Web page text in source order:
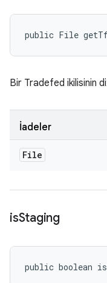
public File
Bir Tradefed ikilisinin
İadeler
File
isStaging
public boolean